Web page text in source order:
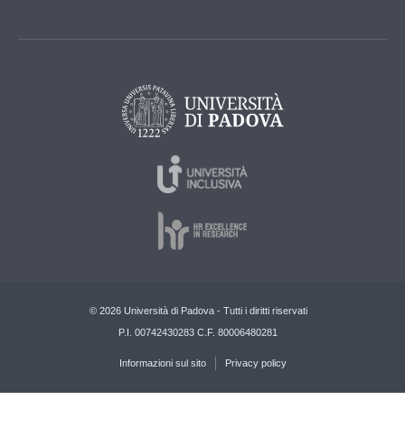
© 2026 Università di Padova - Tutti i diritti riservati
P.I. 00742430283 C.F. 80006480281
Informazioni sul sito Privacy policy